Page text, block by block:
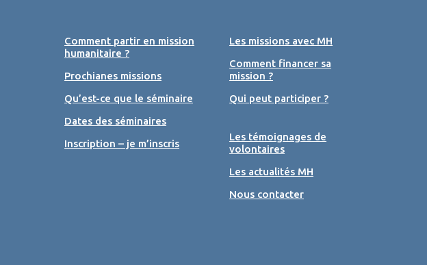
Comment partir en mission
humanitaire ?
Prochianes missions
Qu’est-ce que le séminaire
Dates des séminaires
Inscription – je m’inscris
Les missions avec MH
Comment financer sa
mission ?
Qui peut participer ?
Les témoignages de
volontaires
Les actualités MH
Nous contacter